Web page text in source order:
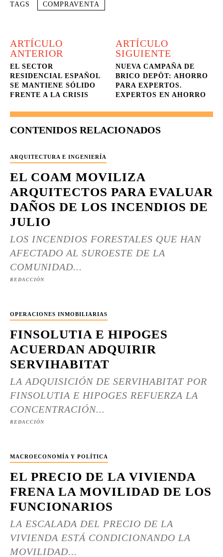
TAGS COMPRAVENTA
ARTÍCULO
ANTERIOR
EL SECTOR
RESIDENCIAL ESPAÑOL
SE MANTIENE SÓLIDO
FRENTE A LA CRISIS
ARTÍCULO
SIGUIENTE
NUEVA CAMPAÑA DE
BRICO DEPÔT: AHORRO
PARA EXPERTOS.
EXPERTOS EN AHORRO
CONTENIDOS RELACIONADOS
ARQUITECTURA E INGENIERÍA
EL COAM MOVILIZA
ARQUITECTOS PARA EVALUAR
DAÑOS DE LOS INCENDIOS DE
JULIO
LOS INCENDIOS FORESTALES QUE HAN
AFECTADO AL SUROESTE DE LA
COMUNIDAD...
REDACCIÓN
OPERACIONES INMOBILIARIAS
FINSOLUTIA E HIPOGES
ACUERDAN ADQUIRIR
SERVIHABITAT
LA ADQUISICIÓN DE SERVIHABITAT POR
FINSOLUTIA E HIPOGES REFUERZA LA
CONCENTRACIÓN...
REDACCIÓN
MACROECONOMÍA Y POLÍTICA
EL PRECIO DE LA VIVIENDA
FRENA LA MOVILIDAD DE LOS
FUNCIONARIOS
LA ESCALADA DEL PRECIO DE LA
VIVIENDA ESTÁ CONDICIONANDO LA
MOVILIDAD...